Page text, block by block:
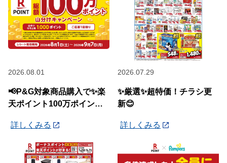
2026.08.01
📢P&G対象商品購入で✨楽
天ポイント100万ポイント
詳しくみる
2026.07.29
✨厳選✨超特価！チラシ更
新😊
詳しくみる